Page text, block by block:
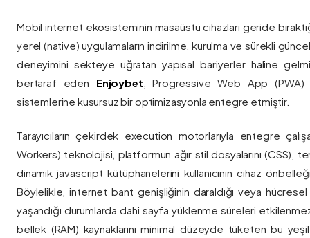
Mobil internet ekosisteminin masaüstü cihazları geride
yerel (native) uygulamaların indirilme, kurulma ve sürekli
deneyimini sekteye uğratan yapısal bariyerler haline
bertaraf eden Enjoybet , Progressive Web App (PWA)
sistemlerine kusursuz bir optimizasyonla entegre etmiştir.
Tarayıcıların çekirdek execution motorlarıyla entegre
Workers) teknolojisi, platformun ağır stil dosyalarını (CSS),
dinamik javascript kütüphanelerini kullanıcının cihaz
Böylelikle, internet bant genişliğinin daraldığı veya
yaşandığı durumlarda dahi sayfa yüklenme süreleri
bellek (RAM) kaynaklarını minimal düzeyde tüketen bu yeşil